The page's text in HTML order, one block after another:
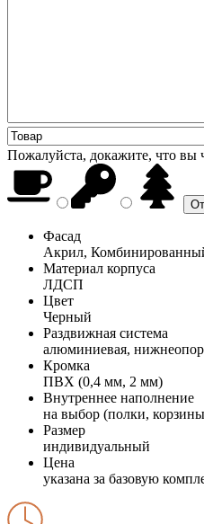
Пожалуйста, докажите, что вы
Фасад
Акрил,
Материал корпуса
ЛДСП
Цвет
Черный
Раздвижная система
алюминиевая,
Кромка
ПВХ (0,4 мм, 2 мм)
Внутреннее наполнение
на выбор (полки,
Размер
индивидуальный
Цена
указана за базовую